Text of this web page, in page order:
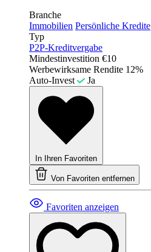
Branche
Immobilien Persönliche Kredite
Typ
P2P-Kreditvergabe
Mindestinvestition €10
Werbewirksame Rendite 12%
Auto-Invest
Ja
In Ihren Favoriten
Von Favoriten entfernen
Favoriten anzeigen